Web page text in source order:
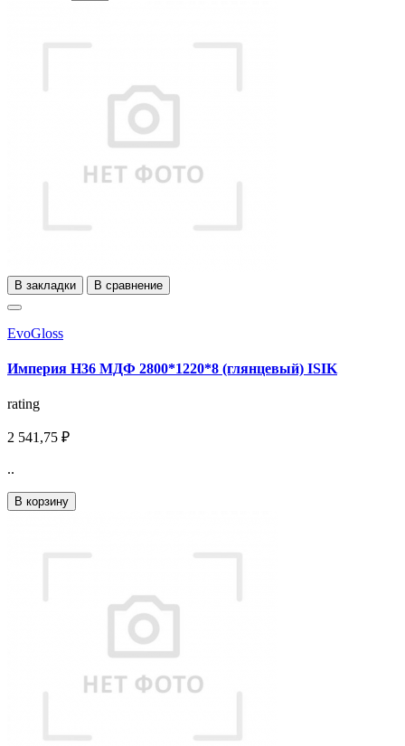
В закладки В сравнение
EvoGloss
Империя Н36 МДФ 2800*1220*8 (глянцевый) ISIK
rating
2 541,75 ₽
..
В корзину